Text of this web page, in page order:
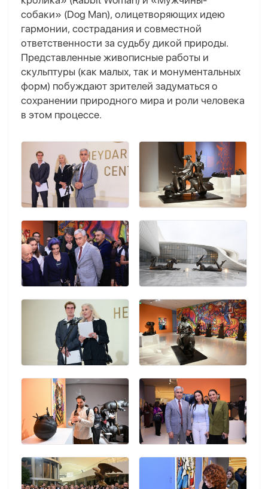
собаки» (Dog Man), олицетворяющих идею
гармонии, сострадания и совместной
ответственности за судьбу дикой природы.
Представленные живописные работы и
скульптуры (как малых, так и монументальных
форм) побуждают зрителей задуматься о
сохранении природного мира и роли человека
в этом процессе.